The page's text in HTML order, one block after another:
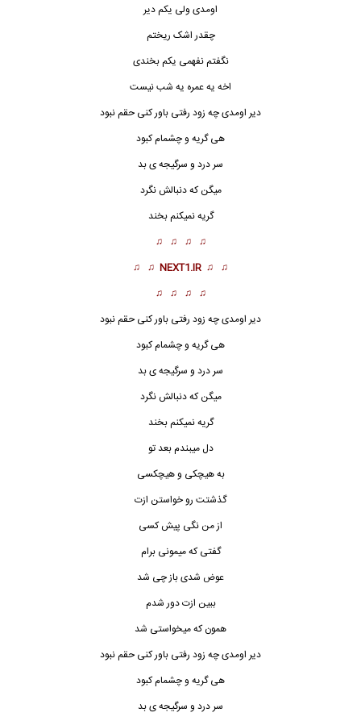
اومدی ولی یکم دیر
چقدر اشک ریختم
نگفتم نفهمی یکم بخندی
اخه یه عمره یه شب نیست
دیر اومدیچه زود رفتی باور کنی حقم نبود
هی گریه و چشمام کبود
سر درد و سرگیجه ی بد
میگن که دنبالش نگرد
گریه نمیکنم بخند
♫ ♫ ♫ ♫
♫ ♫
NEXT1.IR
♫ ♫
♫ ♫ ♫ ♫
دیر اومدی چه زود رفتی باور کنی حقم نبود
هی گریه و چشمام کبود
سر درد و سرگیجه ی بد
میگن که دنبالش نگرد
گریه نمیکنم بخند
دل میبندم بعد تو
به هیچکی و هیچکسی
گذشتت رو خواستن ازت
از من نگی پیش کسی
گفتی که میمونی برام
عوض شدی باز چی شد
ببین ازت دور شدم
همون که میخواستی شد
دیر اومدی چه زود رفتی باور کنی حقم نبود
هی گریه و چشمام کبود
سر درد و سرگیجه ی بد